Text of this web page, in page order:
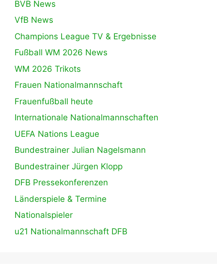
BVB News
VfB News
Champions League TV & Ergebnisse
Fußball WM 2026 News
WM 2026 Trikots
Frauen Nationalmannschaft
Frauenfußball heute
Internationale Nationalmannschaften
UEFA Nations League
Bundestrainer Julian Nagelsmann
Bundestrainer Jürgen Klopp
DFB Pressekonferenzen
Länderspiele & Termine
Nationalspieler
u21 Nationalmannschaft DFB